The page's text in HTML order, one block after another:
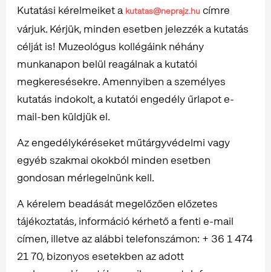
Kutatási kérelmeiket a kutatas@neprajz.hu címre
várjuk. Kérjük, minden esetben jelezzék a kutatás
célját is! Muzeológus kollégáink néhány
munkanapon belül reagálnak a kutatói
megkeresésekre. Amennyiben a személyes
kutatás indokolt, a kutatói engedély űrlapot e-
mail-ben küldjük el.
Az engedélykéréseket műtárgyvédelmi vagy
egyéb szakmai okokból minden esetben
gondosan mérlegelnünk kell.
A kérelem beadását megelőzően előzetes
tájékoztatás, információ kérhető a fenti e-mail
címen, illetve az alábbi telefonszámon: + 36 1 474
21 70, bizonyos esetekben az adott